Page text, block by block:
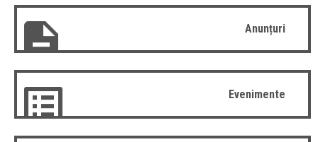
Anunțuri
Evenimente